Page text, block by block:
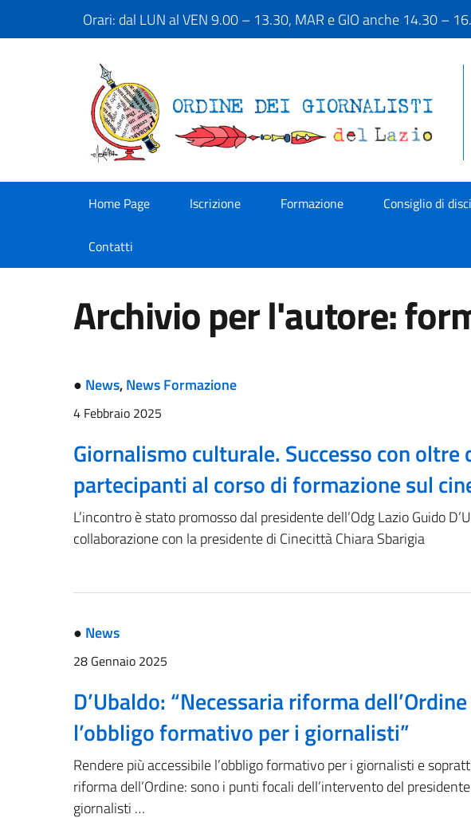
Orari: dal LUN al VEN 9.00 – 13.30, MAR e GIO anche 14.30 –
Home Page Iscrizione Formazione Consiglio di
Contatti
Archivio per l'autore:
● News,News Formazione
4 Febbraio 2025
Giornalismo culturale. Successo con oltre
partecipanti al corso di formazione sul
L’incontro è stato promosso dal presidente dell’Odg Lazio Guido
collaborazione con la presidente di Cinecittà Chiara Sbarigia
● News
28 Gennaio 2025
D’Ubaldo: “Necessaria riforma
l’obbligo formativo per i giornalisti”
Rendere più accessibile l’obbligo formativo per i giornalisti e
riforma dell’Ordine: sono i punti focali dell’intervento del
giornalisti …